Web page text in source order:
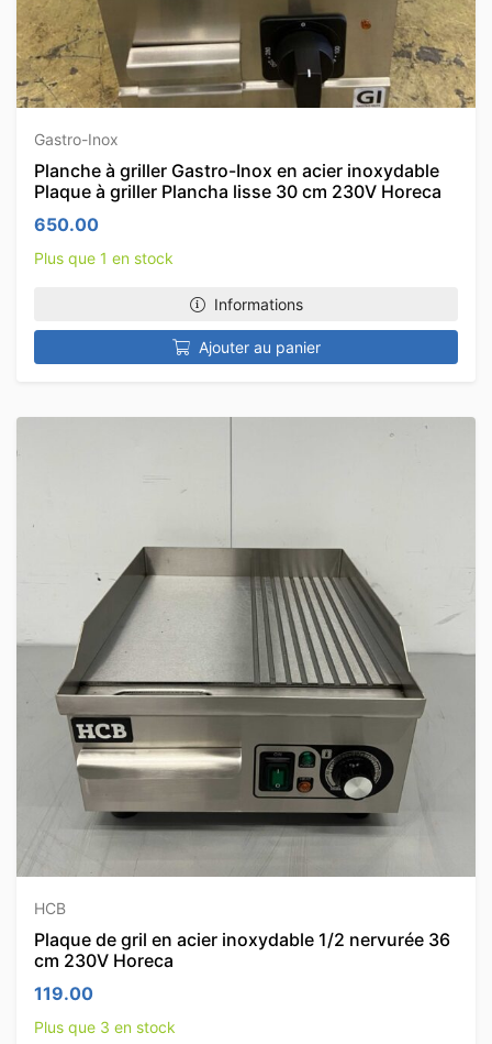
Gastro-Inox
Planche à griller Gastro-Inox en acier inoxydable
Plaque à griller Plancha lisse 30 cm 230V Horeca
650.00
Plus que 1 en stock
Informations
Ajouter au panier
HCB
Plaque de gril en acier inoxydable 1/2 nervurée 36
cm 230V Horeca
119.00
Plus que 3 en stock